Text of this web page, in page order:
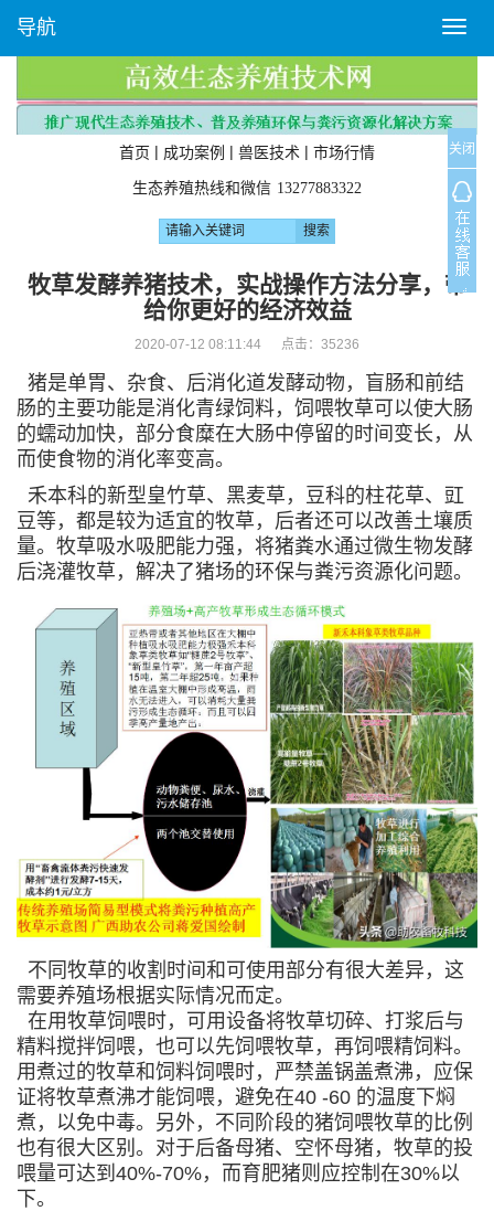
T
o
g
l
e
n
a
v
i
g
a
o
n
导航
首页 | 成功案例 | 兽医技术 | 市场行情
生态养殖热线和微信 13277883322
牧草发酵养猪技术，实战操作方法分享，带
给你更好的经济效益
2020-07-12 08:11:44 点击： 35236
猪是单胃、杂食、后消化道发酵动物，盲肠和前结
肠的主要功能是消化青绿饲料，饲喂牧草可以使大肠
的蠕动加快，部分食糜在大肠中停留的时间变长，从
而使食物的消化率变高。
禾本科的新型皇竹草、黑麦草，豆科的柱花草、豇
豆等，都是较为适宜的牧草，后者还可以改善土壤质
量。牧草吸水吸肥能力强，将猪粪水通过微生物发酵
后浇灌牧草，解决了猪场的环保与粪污资源化问题。
不同牧草的收割时间和可使用部分有很大差异，这
需要养殖场根据实际情况而定。
在用牧草饲喂时，可用设备将牧草切碎、打浆后与
精料搅拌饲喂，也可以先饲喂牧草，再饲喂精饲料。
用煮过的牧草和饲料饲喂时，严禁盖锅盖煮沸，应保
证将牧草煮沸才能饲喂，避免在40 -60 的温度下焖
煮，以免中毒。另外，不同阶段的猪饲喂牧草的比例
也有很大区别。对于后备母猪、空怀母猪，牧草的投
喂量可达到40%-70%，而育肥猪则应控制在30%以
下。
关闭